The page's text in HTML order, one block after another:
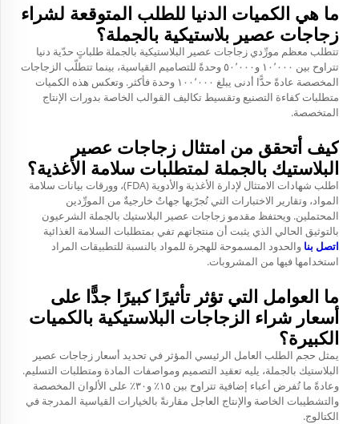
ما هي الكميات الدنيا للطلب المتوقعة لشراء
زجاجات عصير بلاستيكية بالجملة؟
تتطلب معظم مورِّدي زجاجات عصير البلاستيكية بالجملة طلباتٍ حدّية دنيا
تتراوح بين ١٠٬٠٠٠ و٥٠٬٠٠٠ وحدةً للتصاميم القياسية، بينما تتطلّب الزجاجات
المخصصة عادةً حدًّا أدنى يبلغ ١٠٠٬٠٠٠ وحدة فأكثر. وتعكس هذه الكميات
متطلبات كفاءة التصنيع وتقسيط تكاليف القوالب الخاصة بدورات الإنتاج
المتخصصة.
كيف أتحقق من امتثال زجاجات عصير
البلاستيك بالجملة لمتطلبات سلامة الأغذية؟
اطلب شهادات الامتثال لإدارة الأغذية والأدوية (FDA)، وورقات بيانات سلامة
المواد، وتقارير الاختبارات التي تُجرّيها جهاتٌ خارجيةٌ من المورِّدين
المحتملين. ويحتفظ مقدمو زجاجات عصير البلاستيك بالجملة الشرعيون
بالتوثيق الحالي الذي يثبت أن منتجاتهم تفي بمتطلبات السلامة الغذائية
اتصل بنا والحدود المسموحة للهجرة للمواد بالنسبة للتطبيقات المراد
استخدامها فيها من المشروبات.
ما العوامل التي تؤثر تأثيرًا كبيرًا جدًّا على
أسعار شراء الزجاجات البلاستيكية بالكميات
الكبيرة؟
يمثل حجم الطلب العامل الرئيسي المؤثر في تحديد أسعار زجاجات عصير
البلاستيك بالجملة، يليه تعقيد التصميم ومواصفات المادة ومتطلبات التسليم.
وعادةً ما تُفرض أعباء إضافية تتراوح بين ١٥٪ و٣٠٪ على الألوان المخصصة
والتشطيبات الخاصة والإنتاج العاجل مقارنةً بالخيارات القياسية المدرجة في
الكتالوج.